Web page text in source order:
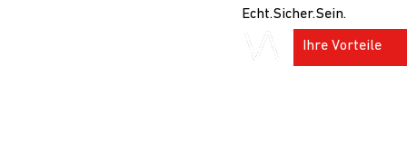
Echt.Sicher.Sein.
Ihre Vorteile